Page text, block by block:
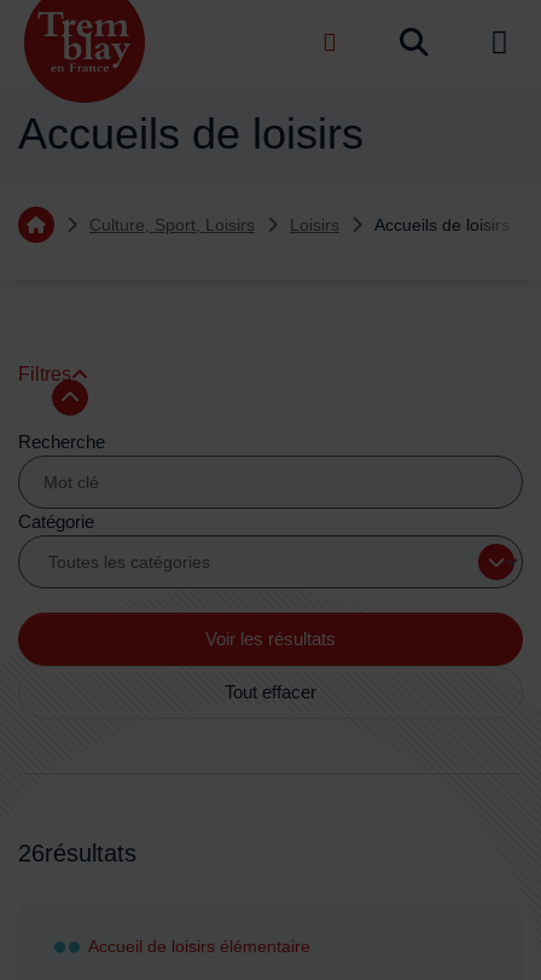
Menu de raccourcis
Accueil ville de Tremblay-en-France de
Accueils de loisirs
Vous êtes ici :
Retourner à l'accueil
Culture, Sport, Loisirs Loisirs Accueils de loisirs
Filtres
Recherchepar mot-clé
Catégorie
Voir les résultats
Tout effacer
Accueils de loisirs maternels
26résultats
Accueil de loisirs élémentaire